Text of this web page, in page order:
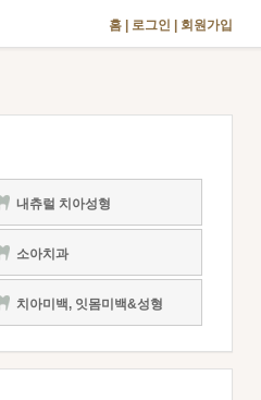
홈 로그인 회원가입
내츄럴 치아성형
소아치과
치아미백, 잇몸미백&성형